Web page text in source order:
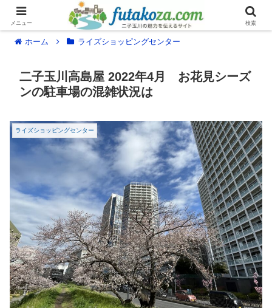
ホーム ライズショッピングセンター
二子玉川高島屋 2022年4月 お花見シーズ
ンの駐車場の混雑状況は
ライズショッピングセンター
メニュー 検索